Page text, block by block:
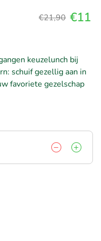
€21,90 €11
keuzelunch bij
schuif gezellig aan in
favoriete gezelschap